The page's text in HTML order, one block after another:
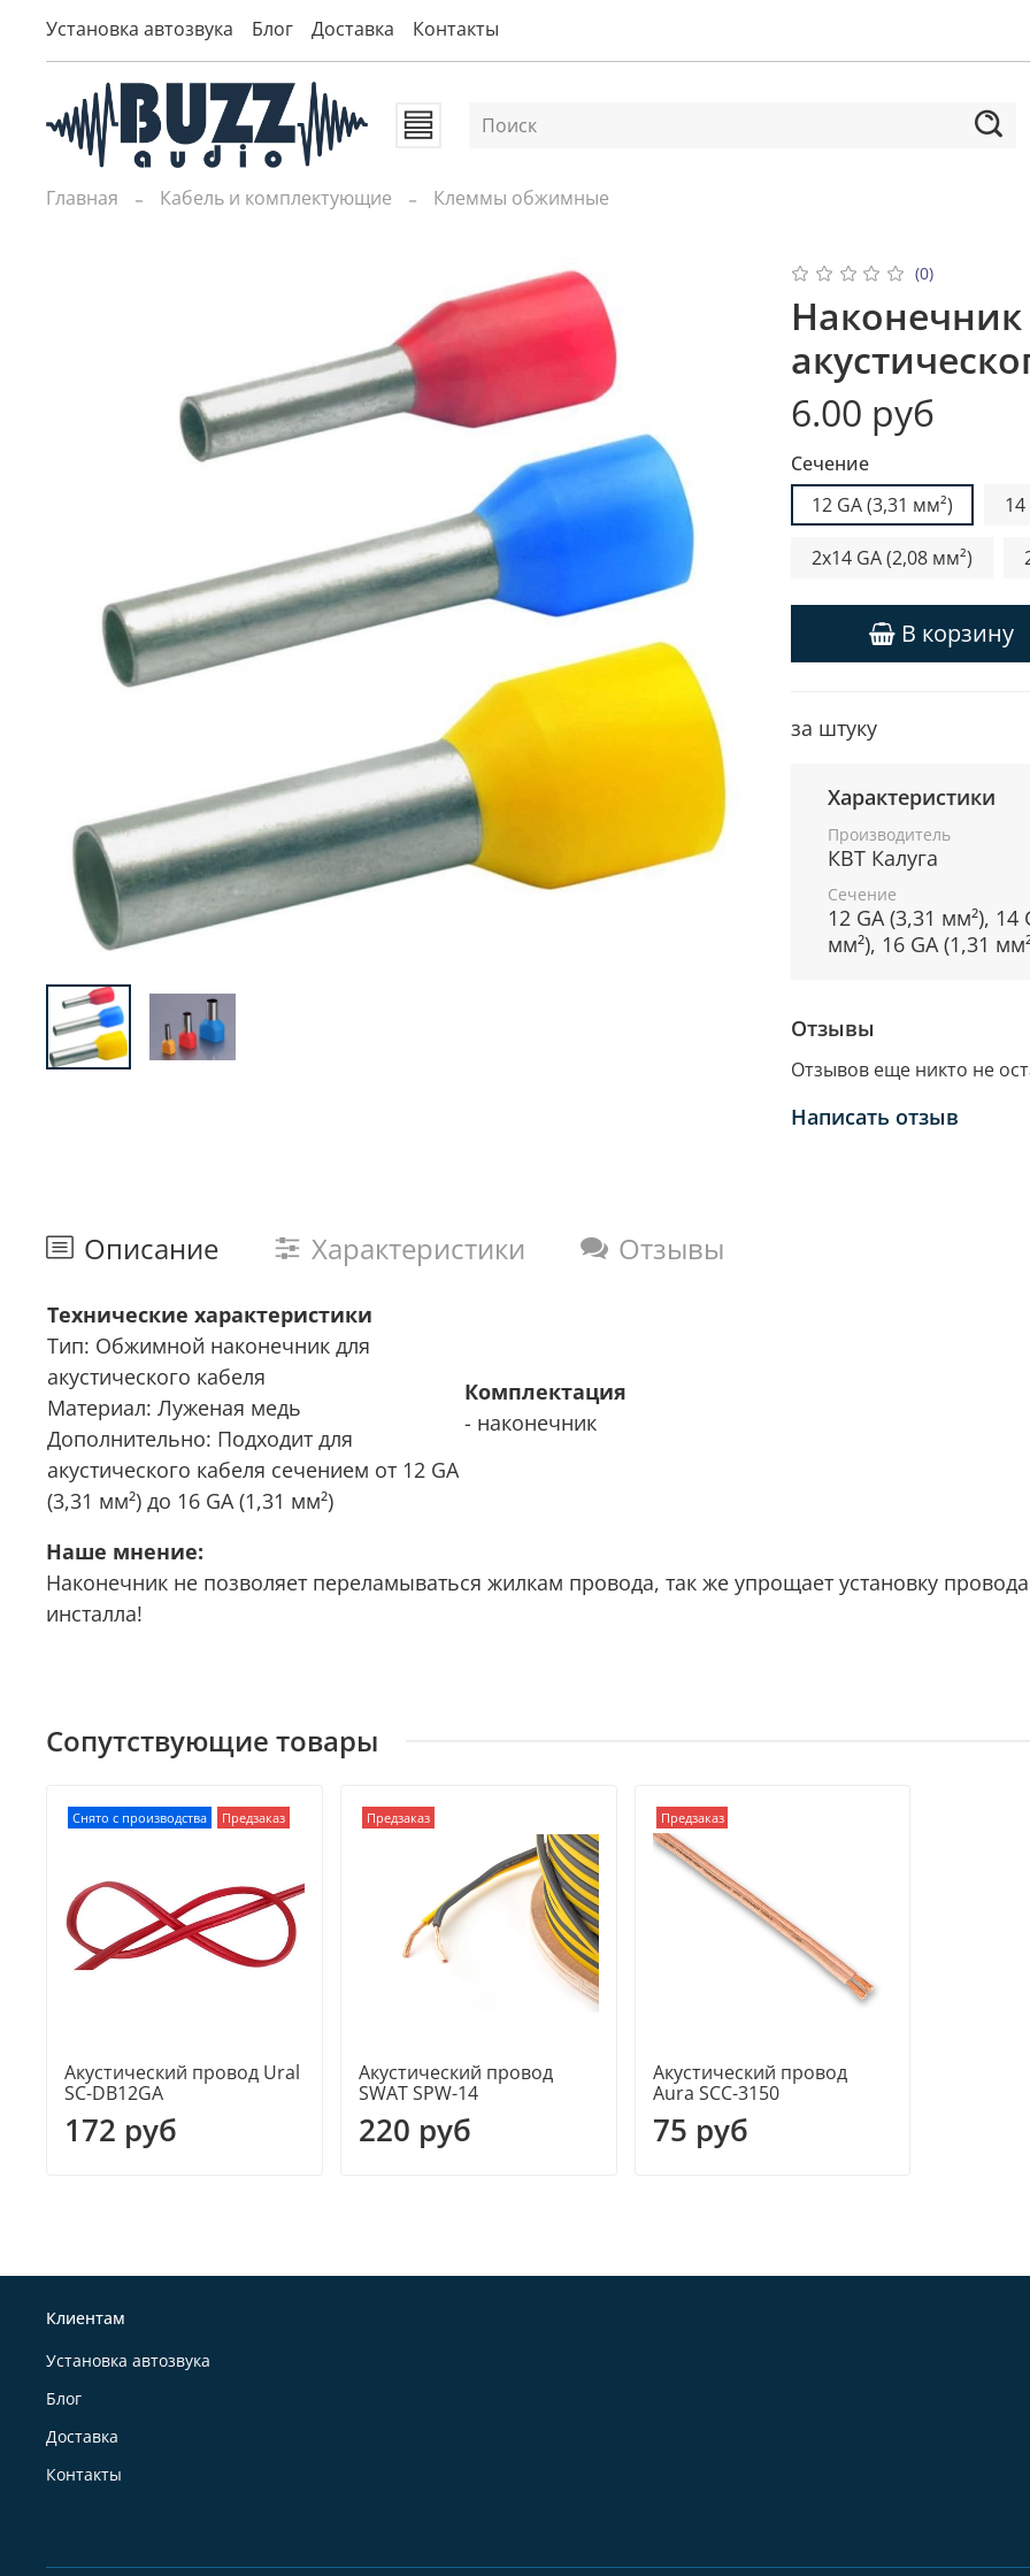
Установка автозвука Блог Доставка Контакты
Главная Кабель и комплектующие Клеммы обжимные
(0)
6.00 руб
Сечение
12 GA (3,31 мм²)
2x14 GA (2,08 мм²)
В корзину
за штуку
Характеристики
Производитель
КВТ Калуга
Сечение
12 GA (3,31 мм²), 14
мм²), 16 GA (1,31
Отзывы
Отзывов еще никто не
Написать отзыв
Описание Характеристики Отзывы
Технические характеристики
Тип: Обжимной наконечник для
акустического кабеля
Материал: Луженая медь
Дополнительно: Подходит для
акустического кабеля сечением от 12 GA
(3,31 мм²) до 16 GA (1,31 мм²)
Комплектация
- наконечник
Наше мнение:
Наконечник не позволяет переламываться жилкам провода, так же упрощает установку
инсталла!
Сопутствующие товары
Снято с производства Предзаказ
Акустический провод Ural
SC-DB12GA
172 руб
Предзаказ
Акустический провод
SWAT SPW-14
220 руб
Предзаказ
Акустический провод
Aura SCC-3150
75 руб
Клиентам
Установка автозвука
Блог
Доставка
Контакты